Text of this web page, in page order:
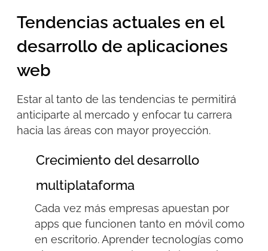
Tendencias actuales en el
desarrollo de aplicaciones
web
Estar al tanto de las tendencias te permitirá
anticiparte al mercado y enfocar tu carrera
hacia las áreas con mayor proyección.
Crecimiento del desarrollo
multiplataforma
Cada vez más empresas apuestan por
apps que funcionen tanto en móvil como
en escritorio. Aprender tecnologías como